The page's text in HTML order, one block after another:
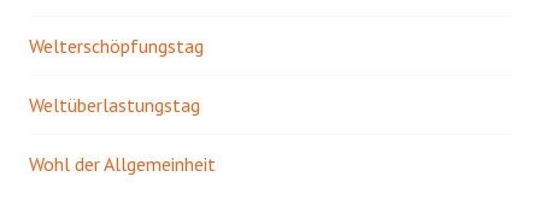
Welterschöpfungstag
Weltüberlastungstag
Wohl der Allgemeinheit